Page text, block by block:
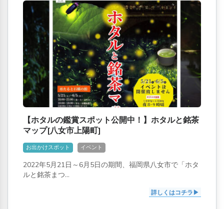
【ホタルの鑑賞スポット公開中！】ホタルと銘茶
マップ[八女市上陽町]
お出かけスポット イベント
2022年5月21日～6月5日の期間、福岡県八女市で「ホタ
ルと銘茶まつ...
詳しくはコチラ